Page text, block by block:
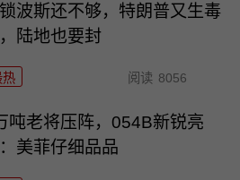
波斯还不够，特朗普又生毒
陆地也要封
热 阅读 8056
吨老将压阵，054B新锐亮
美菲仔细品品